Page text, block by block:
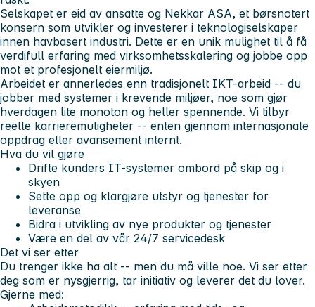
Selskapet er eid av ansatte og Nekkar ASA, et børsnotert
konsern som utvikler og investerer i teknologiselskaper
innen havbasert industri. Dette er en unik mulighet til å få
verdifull erfaring med virksomhetsskalering og jobbe opp
mot et profesjonelt eiermiljø.
Arbeidet er annerledes enn tradisjonelt IKT-arbeid -- du
jobber med systemer i krevende miljøer, noe som gjør
hverdagen lite monoton og heller spennende. Vi tilbyr
reelle karrieremuligheter -- enten gjennom internasjonale
oppdrag eller avansement internt.
Hva du vil gjøre
Drifte kunders IT-systemer ombord på skip og i
skyen
Sette opp og klargjøre utstyr og tjenester for
leveranse
Bidra i utvikling av nye produkter og tjenester
Være en del av vår 24/7 servicedesk
Det vi ser etter
Du trenger ikke ha alt -- men du må ville noe. Vi ser etter
deg som er nysgjerrig, tar initiativ og leverer det du lover.
Gjerne med: